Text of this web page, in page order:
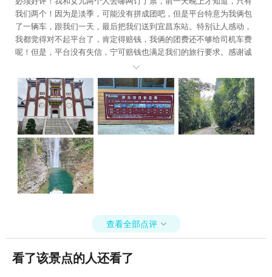
我们两个！因为是淡季，可能没有拼成团吧，但是平台特意为我俩包
了一辆车，跟我们一天，最后把我们送到宜昌东站。特别让人感动，
我都觉得对不起平台了，肯定得赔钱，我俩的团费还不够给司机车费
呢！但是，平台没有失信，宁可赔钱也满足我们的旅行要求。感谢诚
信经营！竹海景区特别棒，原生态的感觉，喜欢亲近自然的一定要
去，整个上午景区就我俩，美死了！去了屈原故里，去他的像前拜上
三拜，了却了心愿。推荐去哪儿网，我出门都用这个app，也推荐给很
多朋友了，靠谱！

查看全部点评 
看了该景点的人还看了